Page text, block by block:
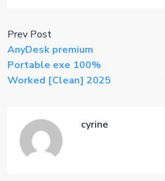
Prev Post
AnyDesk premium
Portable exe 100%
Worked [Clean] 2025
cyrine